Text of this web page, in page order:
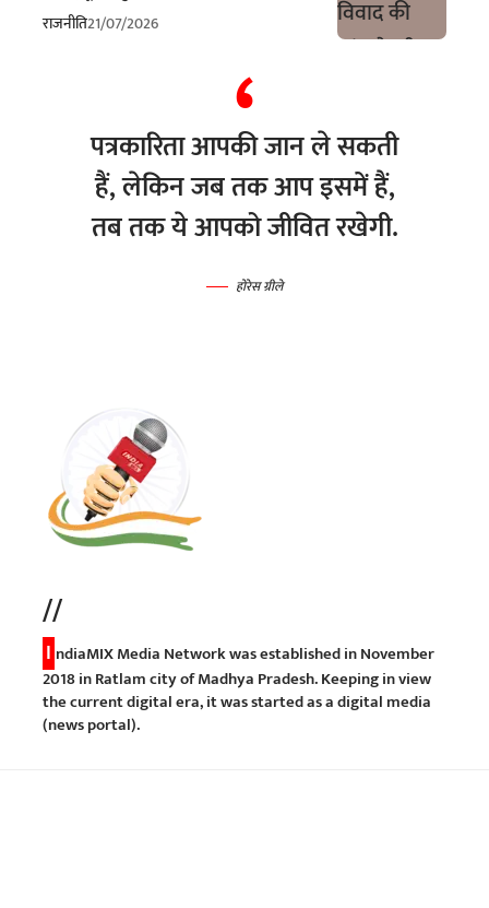
राजनीति21/07/2026
पत्रकारिता आपकी जान ले सकती
हैं, लेकिन जब तक आप इसमें हैं,
तब तक ये आपको जीवित रखेगी.
होरेस ग्रीले
//
I ndiaMIX Media Network was established in November
2018 in Ratlam city of Madhya Pradesh. Keeping in view
the current digital era, it was started as a digital media
(news portal).